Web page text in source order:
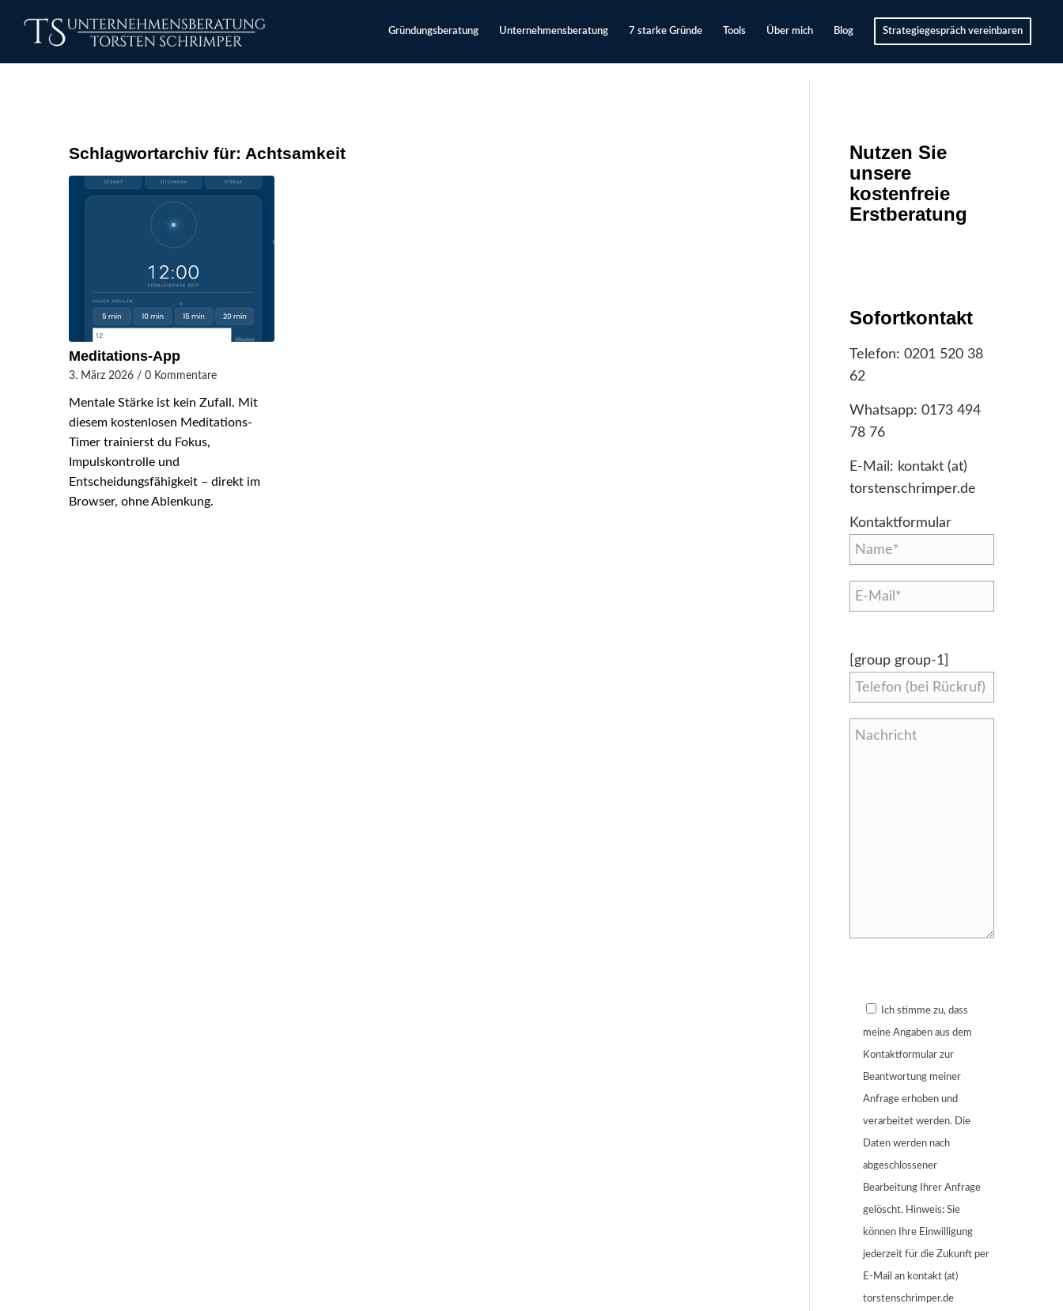
Gründungsberatung Unternehmensberatung 7 starke Gründe Tools Über mich Blog Strategiegespräch vereinbaren
Schlagwortarchiv für: Achtsamkeit
Meditations-App
3. März 2026 / 0 Kommentare
Mentale Stärke ist kein Zufall. Mit
diesem kostenlosen Meditations-
Timer trainierst du Fokus,
Impulskontrolle und
Entscheidungsfähigkeit – direkt im
Browser, ohne Ablenkung.
Nutzen Sie
unsere
kostenfreie
Erstberatung
Sofortkontakt
Telefon: 0201 520 38
62
Whatsapp: 0173 494
78 76
E-Mail: kontakt (at)
torstenschrimper.de
Kontaktformular
[group group-1]
Ich stimme zu, dass
meine Angaben aus dem
Kontaktformular zur
Beantwortung meiner
Anfrage erhoben und
verarbeitet werden. Die
Daten werden nach
abgeschlossener
Bearbeitung Ihrer Anfrage
gelöscht. Hinweis: Sie
können Ihre Einwilligung
jederzeit für die Zukunft per
E-Mail an kontakt (at)
torstenschrimper.de